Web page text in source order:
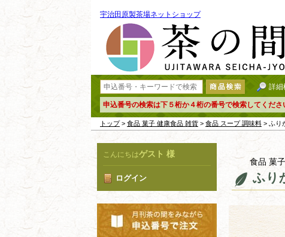
宇治田原製茶場ネットショップ
詳細
申込番号の検索は下５桁か４桁の番号で検索してくださ
トップ> 食品 菓子 健康食品 雑貨 > 食品 スープ 調味料 > ふり
こんにちはゲスト 様
ログイン
食品 菓
ふり